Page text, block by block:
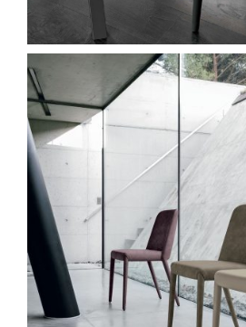
HOTELSKI